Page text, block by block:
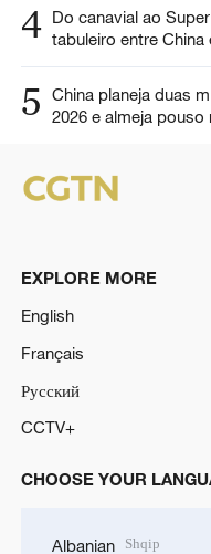
4 Do canavial ao
tabuleiro entre China
5
China planeja duas
2026 e almeja pouso
EXPLORE MORE
English
Français
Русский
CCTV+
CHOOSE YOUR
Albanian Shqip